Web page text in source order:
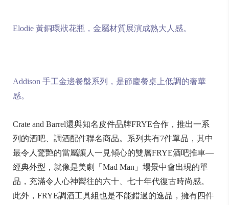
Elodie 黃銅環狀花瓶，金屬材質展演成熟大人感。
Addison 手工金邊餐盤系列，是節慶餐桌上低調的奢華
感。
Crate and Barrel還與知名皮件品牌FRYE合作，推出一系
列的酒吧、調酒配件聯名商品。系列共有7件單品，其中
最令人驚艷的當屬讓人一見傾心的雙層FRYE酒吧推車—
經典外型，就像是美劇「Mad Man」場景中會出現的單
品，充滿令人心神嚮往的六十、七十年代復古時尚感。
此外，FRYE調酒工具組也是不能錯過的逸品，擁有四件